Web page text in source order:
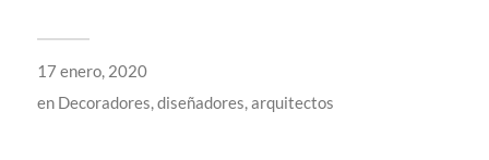
17 enero, 2020
en Decoradores, diseñadores, arquitectos